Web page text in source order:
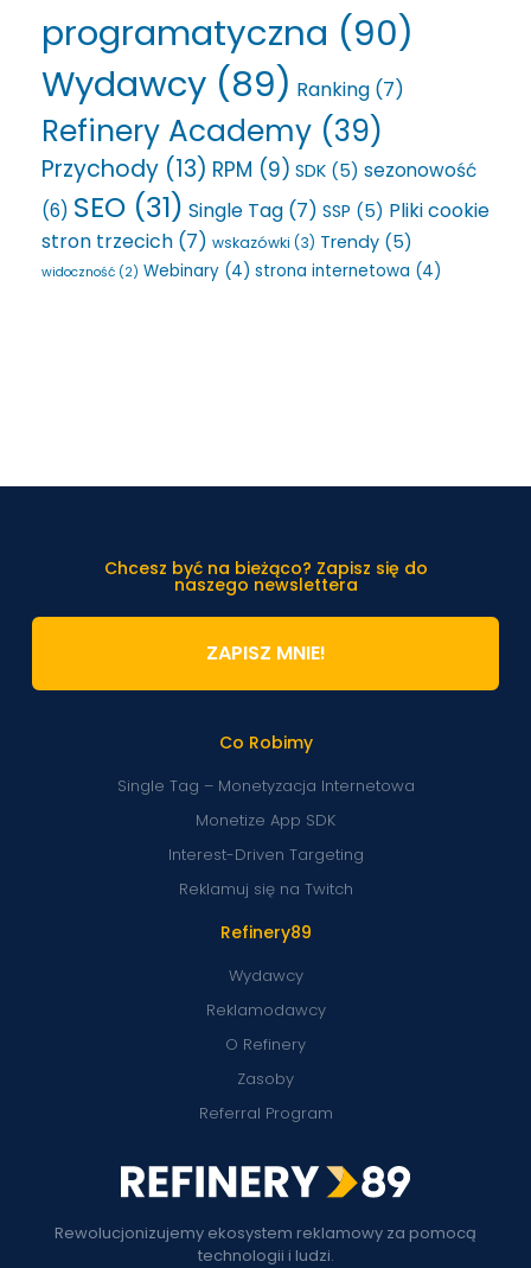
programatyczna (90)
Wydawcy (89) Ranking (7)
Refinery Academy (39)
Przychody (13) RPM (9) SDK (5) sezonowość
(6) SEO (31) Single Tag (7) SSP (5) Pliki cookie
stron trzecich (7) wskazówki (3) Trendy (5)
widoczność (2) Webinary (4) strona internetowa (4)
Rewolucjonizujemy ekosystem reklamowy za pomocą
technologii i ludzi.
Refinery89
Wydawcy
Reklamodawcy
O Refinery
Zasoby
Referral Program
Co Robimy
Single Tag – Monetyzacja Internetowa
Monetize App SDK
Interest-Driven Targeting
Reklamuj się na Twitch
Chcesz być na bieżąco? Zapisz się do
naszego newslettera
ZAPISZ MNIE!